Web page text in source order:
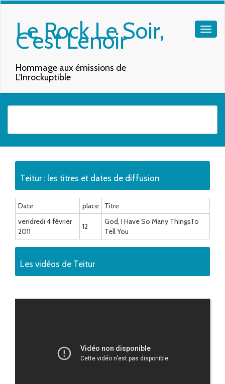
Le Rock Le Soir,
C'est Lenoir
Hommage aux émissions de
L'Inrockuptible
Teitur : les titres et dates de diffusion
Date place
Titre
vendredi 4 février
2011
12
God, I Have So Many ThingsTo
Tell You
Les vidéos de Teitur